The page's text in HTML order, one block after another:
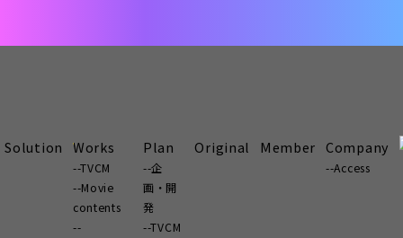
Solution Works
TVCM
Movie
contents
Plan
企
画・開
発
TVCM
Original Member Company
Access